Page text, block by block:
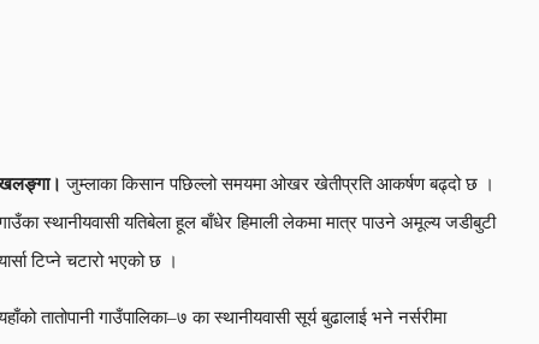
जुम्लाका किसान पछिल्लो समयमा ओखर खेतीप्रति आकर्षण बढ्दो छ ।
स्थानीयवासी यतिबेला हूल बाँधेर हिमाली लेकमा मात्र पाउने अमूल्य जडीबुटी
टिप्ने चटारो भएको छ ।
तातोपानी गाउँपालिका–७ का स्थानीयवासी सूर्य बुढालाई भने नर्सरीमा